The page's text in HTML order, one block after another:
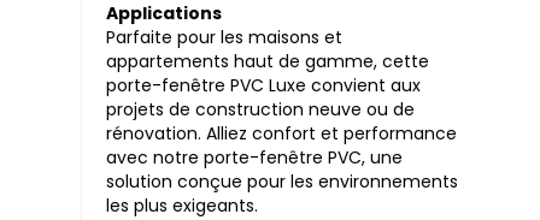
Applications
Parfaite pour les maisons et
appartements haut de gamme, cette
porte-fenêtre PVC Luxe convient aux
projets de construction neuve ou de
rénovation. Alliez confort et performance
avec notre porte-fenêtre PVC, une
solution conçue pour les environnements
les plus exigeants.